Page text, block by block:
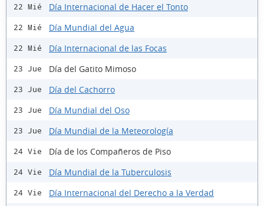
22 Mié Día Internacional de Hacer el Tonto
22 Mié Día Mundial del Agua
22 Mié Día Internacional de las Focas
23 Jue Día del Gatito Mimoso
23 Jue Día del Cachorro
23 Jue Día Mundial del Oso
23 Jue Día Mundial de la Meteorología
24 Vie Día de los Compañeros de Piso
24 Vie Día Mundial de la Tuberculosis
24 Vie Día Internacional del Derecho a la Verdad